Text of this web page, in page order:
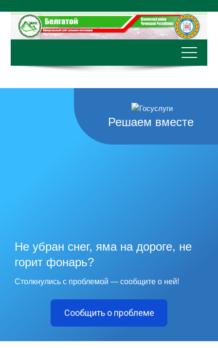
содержимому
Решаем вместе
Не убран снег, яма на дороге, не
горит фонарь?
Столкнулись с проблемой — сообщите о ней!
Сообщить о проблеме